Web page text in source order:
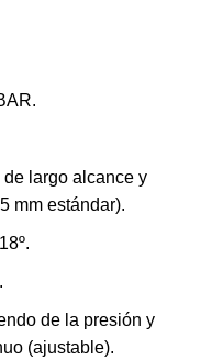
largo alcance y
mm estándar).
de la presión y
(ajustable).